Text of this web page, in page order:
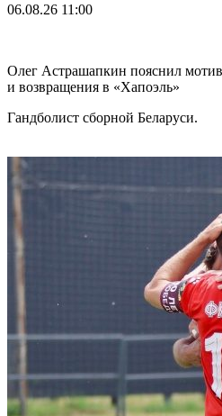
06.08.26 11:00
Олег Астрашапкин пояснил
и возвращения в «Хапоэль»
Гандболист сборной Беларуси.